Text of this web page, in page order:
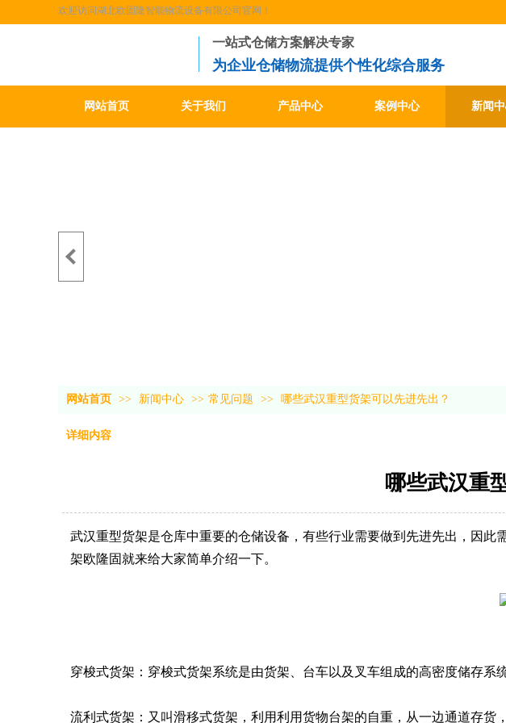
一站式仓储方案解决专家
为企业仓储物流提供个性化综合服务
欢迎访问湖北欧固隆智能物流设备有限公司官网！
网站首页 关于我们 产品中心 案例中心 新闻
网站首页 >> 新闻中心 >> 常见问题 >> 哪些武汉重型货架可以先进先出？
详细内容
哪些武汉重
武汉重型货架是仓库中重要的仓储设备，有些行业需要做到先进先出，因
架欧隆固就来给大家简单介绍一下。
穿梭式货架：穿梭式货架系统是由货架、台车以及叉车组成的高密度储存系
流利式货架：又叫滑移式货架，利用利用货物台架的自重，从一边通道存货